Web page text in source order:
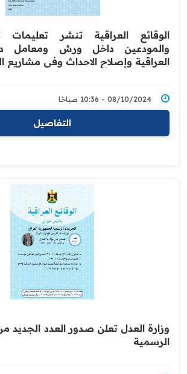
الوقائع العراقية تنشر تعليمات
والمودعين داخل ورش ومعامل
العراقية وإصلاح الاحداث وفي مشاريع
08/10/2024 - 10:36 صباحًا
التفاصيل
وزارة العدل تعلن صدور العدد الجديد
الرسمية